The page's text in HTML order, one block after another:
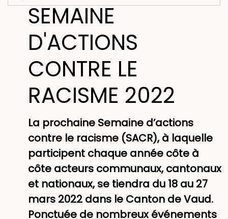
SEMAINE
D'ACTIONS
CONTRE LE
RACISME 2022
La prochaine Semaine d’actions
contre le racisme (SACR), à laquelle
participent chaque année côte à
côte acteurs communaux, cantonaux
et nationaux, se tiendra du 18 au 27
mars 2022 dans le Canton de Vaud.
Ponctuée de nombreux événements